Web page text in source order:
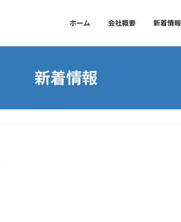
ホーム 会社概要 新着情報
新着情報